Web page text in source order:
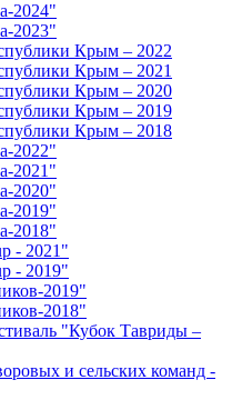
2024"
2023"
Крым – 2022
Крым – 2021
Крым – 2020
Крым – 2019
Крым – 2018
2022"
2021"
2020"
2019"
2018"
- 2021"
- 2019"
2019"
2018"
"Кубок Тавриды –
и сельских команд -